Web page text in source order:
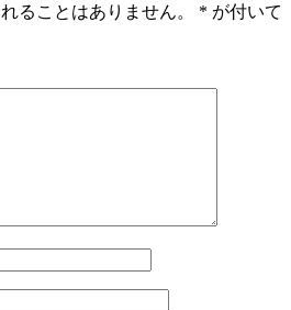
ることはありません。 * が付いて